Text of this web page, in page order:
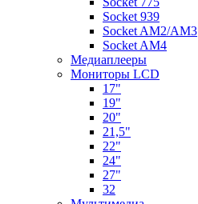
Socket 939
Socket AM2/AM3
Socket AM4
Медиаплееры
Мониторы LCD
17"
19"
20"
21,5"
22"
24"
27"
32